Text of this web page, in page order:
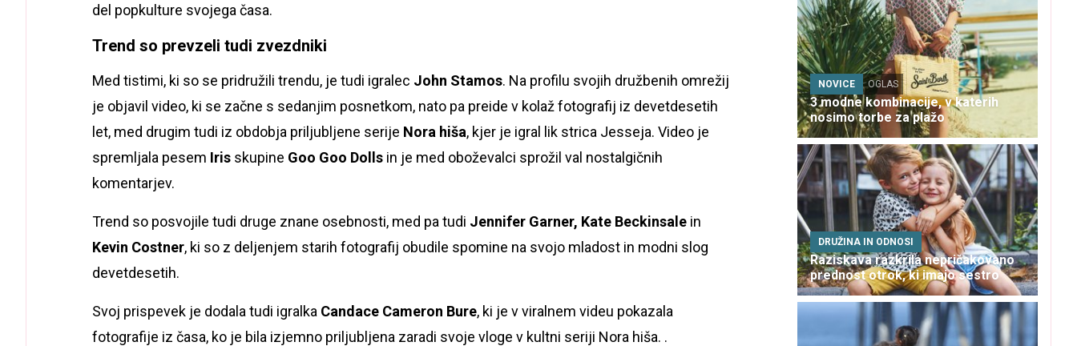
del popkulture svojega časa.
Trend so prevzeli tudi zvezdniki
Med tistimi, ki so se pridružili trendu, je tudi igralec John Stamos. Na profilu svojih družbenih omrežij
je objavil video, ki se začne s sedanjim posnetkom, nato pa preide v kolaž fotografij iz devetdesetih
let, med drugim tudi iz obdobja priljubljene serije Nora hiša, kjer je igral lik strica Jesseja. Video je
spremljala pesem Iris skupine Goo Goo Dolls in je med oboževalci sprožil val nostalgičnih
komentarjev.
Trend so posvojile tudi druge znane osebnosti, med pa tudi Jennifer Garner, Kate Beckinsale in
Kevin Costner, ki so z deljenjem starih fotografij obudile spomine na svojo mladost in modni slog
devetdesetih.
Svoj prispevek je dodala tudi igralka Candace Cameron Bure, ki je v viralnem videu pokazala
fotografije iz časa, ko je bila izjemno priljubljena zaradi svoje vloge v kultni seriji Nora hiša. .
NOVICE OGLAS
3 modne kombinacije, v katerih
nosimo torbe za plažo
DRUŽINA IN ODNOSI
Raziskava razkrila nepričakovano
prednost otrok, ki imajo sestro